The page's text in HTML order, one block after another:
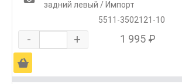
задний левый / Импорт
5511-3502121-10
- + 1 995 ₽
Ä